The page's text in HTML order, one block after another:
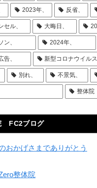
2023年、 反省、
セル、 大晦日、
ン、 2024年、
告、 新型コロナウイルス
別れ、 不景気、
整体院
FC2ブログ
おかげさまでありがとう
整体院